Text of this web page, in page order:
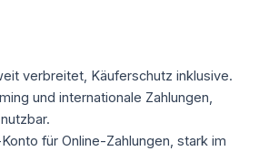
verbreitet, Käuferschutz inklusive.
und internationale Zahlungen,
für Online-Zahlungen, stark im